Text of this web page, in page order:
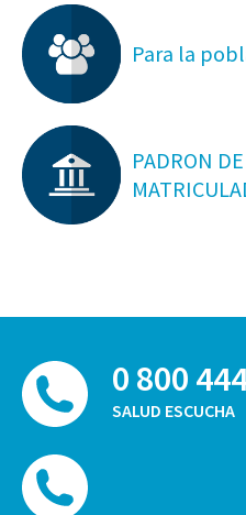
Para la
PADRON
0 800
SALUD ESCUCHA